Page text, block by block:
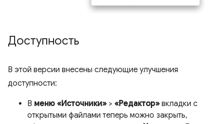
Доступность
В этой версии внесены следующие улучшения
доступности:
В меню «Источники» > «Редактор» вкладки с
открытыми файлами теперь можно закрыть,